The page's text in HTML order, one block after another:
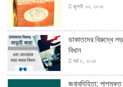
জুলাই ২৩, ২০২৫
ডাকাতদের বিরুদ্ধে
বিধান
মার্চ ৫, ২০২৫
জবাবদিহিতা: পাপমুক্ত